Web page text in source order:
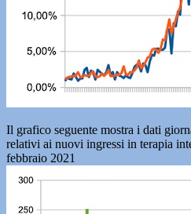
Il grafico seguente mostra i dati
relativi ai nuovi ingressi in terapia
febbraio 2021